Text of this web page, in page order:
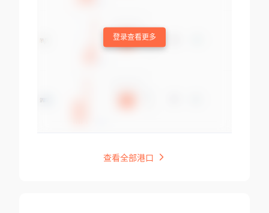
登录查看更多
查看全部港口